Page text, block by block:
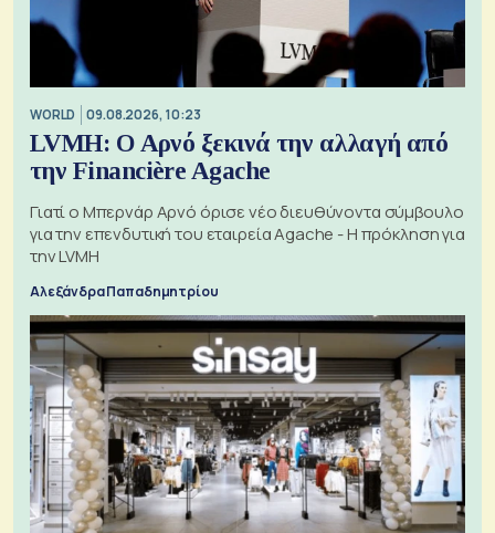
WORLD 09.08.2026, 10:23
LVMH: Ο Αρνό ξεκινά την αλλαγή από
την Financière Agache
Γιατί ο Μπερνάρ Αρνό όρισε νέο διευθύνοντα σύμβουλο
για την επενδυτική του εταιρεία Agache - Η πρόκληση για
την LVMH
Αλεξάνδρα Παπαδημητρίου